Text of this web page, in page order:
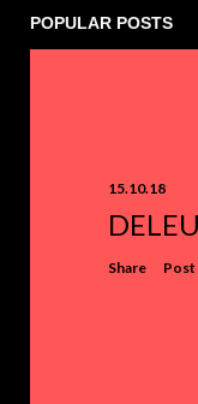
POPULAR POSTS
15.10.18
Share Post